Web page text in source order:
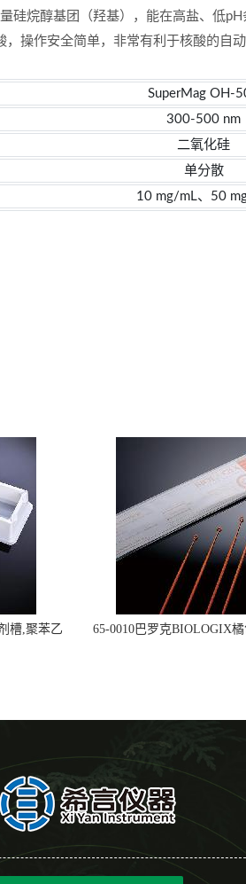
硅烷醇基团（羟基），能在高盐、低
操作安全简单，非常有利于核酸的自动
SuperMag OH-
300-500 nm
二氧化硅
单分散
10 mg/mL、50
槽,聚苯乙
65-0010巴罗克BIOLOGIX